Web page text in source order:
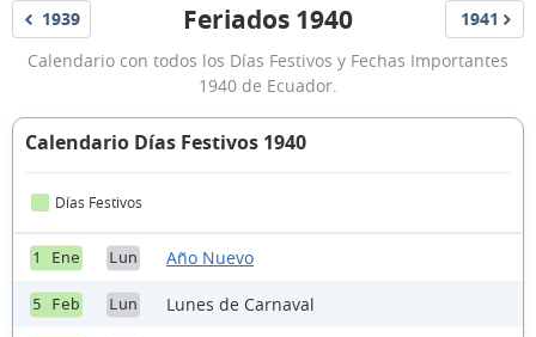
Feriados
1939
Feriados
Ecuador
1940
Feriados 1940 Feriados
1941
Calendario con todos los Días Festivos y Fechas Importantes
1940 de Ecuador.
Calendario Días Festivos 1940
Días Festivos
1 Ene Lun Año Nuevo
5 Feb Lun Lunes de Carnaval